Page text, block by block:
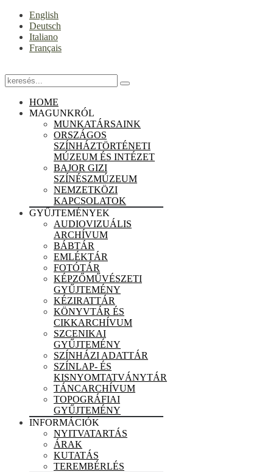
English
Deutsch
Italiano
Français
HOME
MAGUNKRÓL
MUNKATÁRSAINK
ORSZÁGOS
SZÍNHÁZTÖRTÉNETI
MÚZEUM ÉS INTÉZET
BAJOR GIZI
SZÍNÉSZMÚZEUM
NEMZETKÖZI
KAPCSOLATOK
GYŰJTEMÉNYEK
AUDIOVIZUÁLIS
ARCHÍVUM
BÁBTÁR
EMLÉKTÁR
FOTÓTÁR
KÉPZŐMŰVÉSZETI
GYŰJTEMÉNY
KÉZIRATTÁR
KÖNYVTÁR ÉS
CIKKARCHÍVUM
SZCENIKAI
GYŰJTEMÉNY
SZÍNHÁZI ADATTÁR
SZÍNLAP- ÉS
KISNYOMTATVÁNYTÁR
TÁNCARCHÍVUM
TOPOGRÁFIAI
GYŰJTEMÉNY
INFORMÁCIÓK
NYITVATARTÁS
ÁRAK
KUTATÁS
TEREMBÉRLÉS